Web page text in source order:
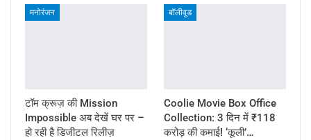
मनोरंजन
टॉम क्रूज़ की Mission
Impossible अब देखें घर पर –
हो रही है डिजीटल रिलीज़
बॉलीवुड
Coolie Movie Box Office
Collection: 3 दिन में ₹118
करोड़ की कमाई! ‘कूली’…